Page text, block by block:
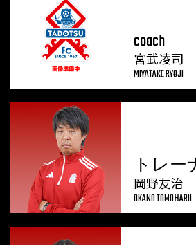
coach
宮武凌司
MIYATAKE RYOJI
トレー
岡野友治
OKANO TOMOHARU